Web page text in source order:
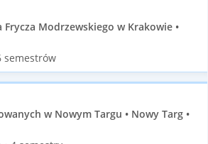
Modrzewskiego w Krakowie •
semestrów
w Nowym Targu • Nowy Targ •